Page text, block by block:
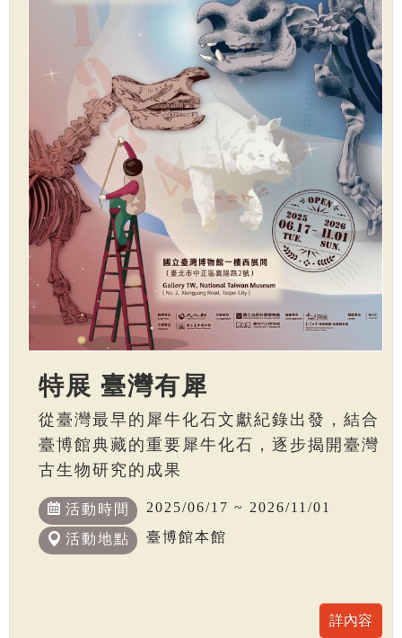
特展 臺灣有犀
從臺灣最早的犀牛化石文獻紀錄出發，結合
臺博館典藏的重要犀牛化石，逐步揭開臺灣
古生物研究的成果
活動時間 2025/06/17 ~ 2026/11/01
活動地點 臺博館本館